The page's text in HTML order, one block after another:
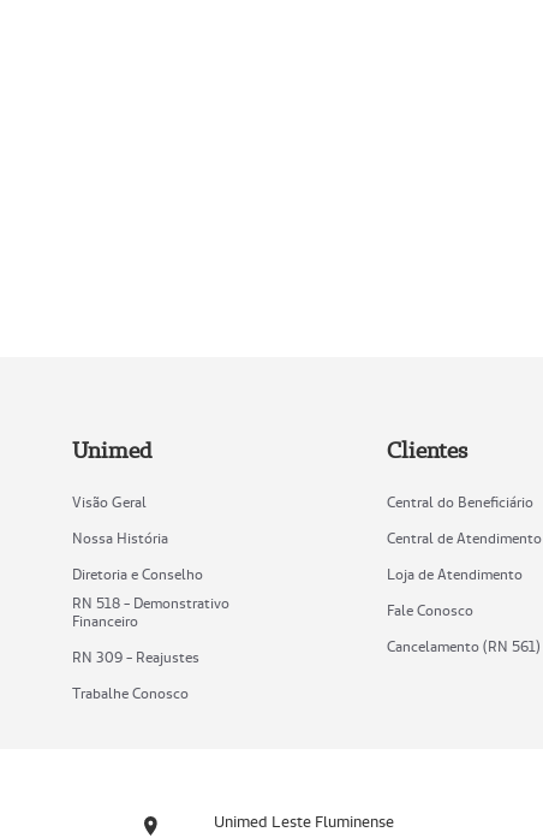
Unimed
Visão Geral
Nossa História
Diretoria e Conselho
RN 518 - Demonstrativo
Financeiro
RN 309 - Reajustes
Trabalhe Conosco
Clientes
Central do Beneficiário
Central de Atendimento
Loja de Atendimento
Fale Conosco
Cancelamento (RN 561)
Unimed Leste Fluminense